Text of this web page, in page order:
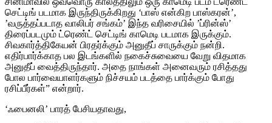
செட்டிங் படமாக இருந்திருக்கிறது ‘பாஸ் என்கிற பாஸ்கரன்’,
’வருத்தப்படாத வாலிபர் சங்கம்’ இந்த வரிசையில் ’ப்ரின்ஸ்’
திரைப்படமும் ட்ரெண்ட் செட்டிங் காமெடி படமாக இருக்கும்.
சிவகார்த்திகேயன் பிரதர்க்கும் அனுதீப் சாருக்கும் நன்றி.
எதிர்பார்க்காத பல இடங்களில் நகைச்சுவையை வேறு விதமாக
அனுதீப் வைத்திருந்தார். அதை நாங்கள் அனைவரும் ரசித்தது
போல பார்வையாளர்களும் நிச்சயம் படத்தை பார்க்கும் போது
ரசிப்பீர்கள்” என்றார்.
‘ஃபைனலி’ பாரத் பேசியதாவது,